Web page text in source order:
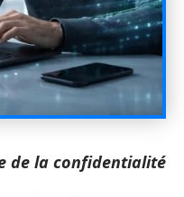
de la confidentialité